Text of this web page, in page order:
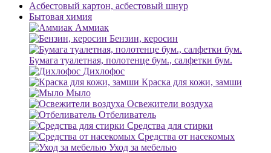
Асбестовый картон, асбестовый шнур
Бытовая химия
Аммиак
Бензин, керосин
Бумага туалетная, полотенце бум., салфетки бум.
Дихлофос
Краска для кожи, замши
Мыло
Освежители воздуха
Отбеливатель
Средства для стирки
Средства от насекомых
Уход за мебелью